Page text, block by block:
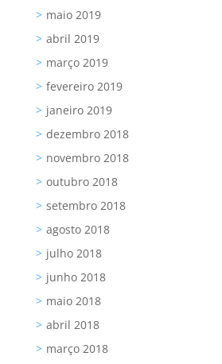
maio 2019
abril 2019
março 2019
fevereiro 2019
janeiro 2019
dezembro 2018
novembro 2018
outubro 2018
setembro 2018
agosto 2018
julho 2018
junho 2018
maio 2018
abril 2018
março 2018